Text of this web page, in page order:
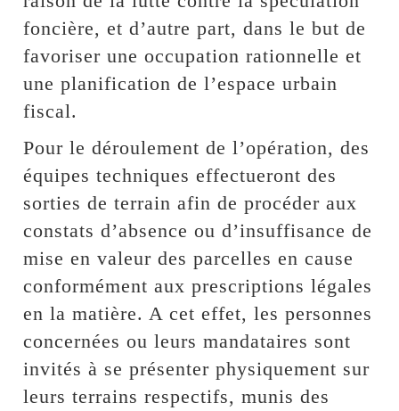
foncière, et d’autre part, dans le but de
favoriser une occupation rationnelle et
une planification de l’espace urbain
fiscal.
Pour le déroulement de l’opération, des
équipes techniques effectueront des
sorties de terrain afin de procéder aux
constats d’absence ou d’insuffisance de
mise en valeur des parcelles en cause
conformément aux prescriptions légales
en la matière. A cet effet, les personnes
concernées ou leurs mandataires sont
invités à se présenter physiquement sur
leurs terrains respectifs, munis des